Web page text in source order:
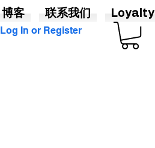
Log In or Register
博客 联系我们 Loyalty